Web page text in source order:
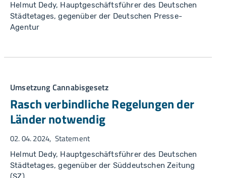
Helmut Dedy, Hauptgeschäftsführer des Deutschen
Städtetages, gegenüber der Deutschen Presse-
Agentur
Umsetzung Cannabisgesetz
Rasch verbindliche Regelungen der
Länder notwendig
02. 04. 2024 Statement
Helmut Dedy, Hauptgeschäftsführer des Deutschen
Städtetages, gegenüber der Süddeutschen Zeitung